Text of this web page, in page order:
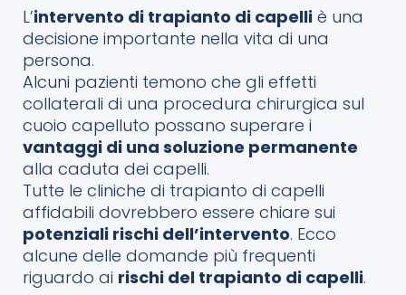
L’intervento di trapianto di capelli è una
decisione importante nella vita di una
persona.
Alcuni pazienti temono che gli effetti
collaterali di una procedura chirurgica sul
cuoio capelluto possano superare i
vantaggi di una soluzione permanente
alla caduta dei capelli.
Tutte le cliniche di trapianto di capelli
affidabili dovrebbero essere chiare sui
potenziali rischi dell’intervento. Ecco
alcune delle domande più frequenti
riguardo ai rischi del trapianto di capelli.